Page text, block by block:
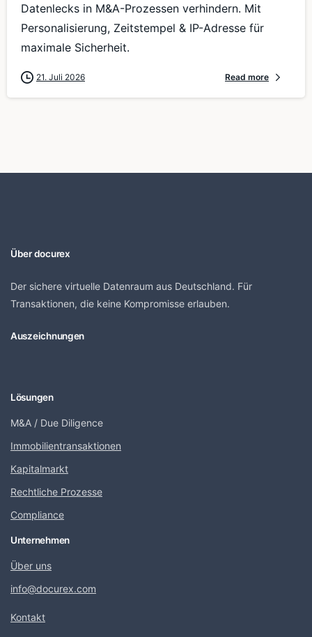
Datenlecks in M&A-Prozessen verhindern. Mit
Personalisierung, Zeitstempel & IP-Adresse für
maximale Sicherheit.
21. Juli 2026 Read more
Über docurex
Der sichere virtuelle Datenraum aus Deutschland. Für
Transaktionen, die keine Kompromisse erlauben.
Auszeichnungen
Lösungen
M&A / Due Diligence
Immobilientransaktionen
Kapitalmarkt
Rechtliche Prozesse
Compliance
Unternehmen
Über uns
info@docurex.com
Kontakt